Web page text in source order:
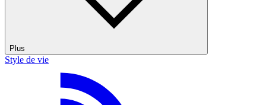
Plus
Style de vie